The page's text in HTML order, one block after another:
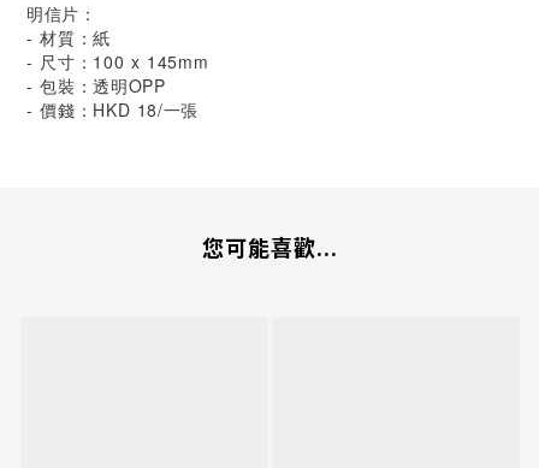
明信片：
- 材質：紙
- 尺寸：100 x 145mm
- 包裝：透明OPP
- 價錢：HKD 18/一張
您可能喜歡...